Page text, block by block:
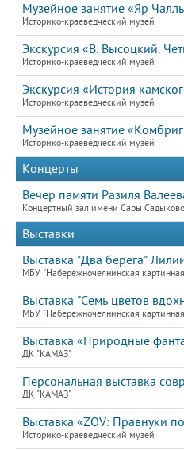
Музейное занятие «Яр
Историко-краеведческий музей
Экскурсия «В. Высоцкий.
Историко-краеведческий музей
Экскурсия «История
Историко-краеведческий музей
Музейное занятие
Историко-краеведческий музей
Концерты
Вечер памяти Разиля
Концертный зал имени Сары
Выставки
Выставка "Два берега"
МБУ "Набережночелнинская
Выставка "Семь цветов
МБУ "Набережночелнинская
Выставка «Природные
ДК "КАМАЗ"
Персональная выставка
ДК "КАМАЗ"
Выставка «ZOV: Правнуки
Историко-краеведческий музей